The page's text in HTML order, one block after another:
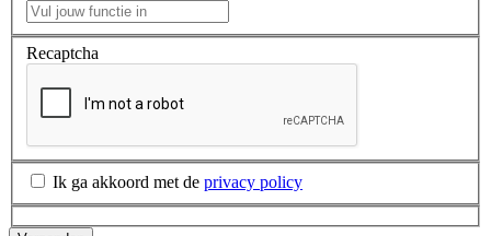
Recaptcha
Ik ga akkoord met de privacy policy